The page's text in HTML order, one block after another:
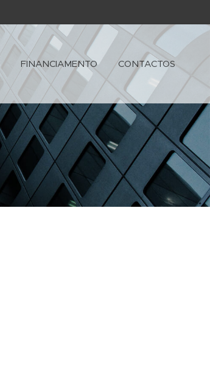
FINANCIAMENTO CONTACTOS